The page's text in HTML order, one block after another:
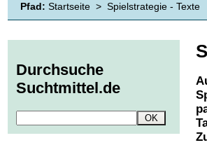
Pfad: Startseite > Spielstrategie - Texte
Durchsuche
Suchtmittel.de